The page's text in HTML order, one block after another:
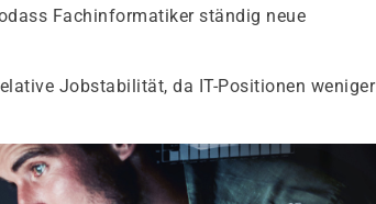
Fachinformatiker ständig neue
Jobstabilität, da IT-Positionen weniger